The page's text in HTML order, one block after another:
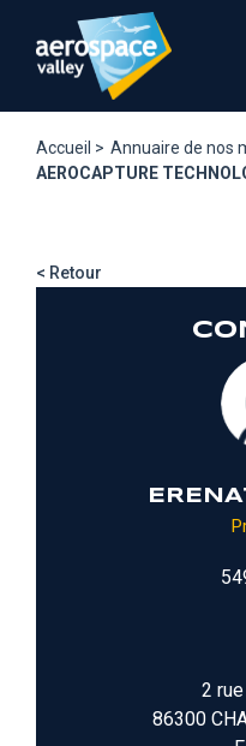
contenu
Accueil > Annuaire de nos
AEROCAPTURE
< Retour
2
86300